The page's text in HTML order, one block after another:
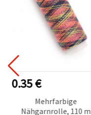
0.35 €
Mehrfarbige
Nähgarnrolle, 110 m